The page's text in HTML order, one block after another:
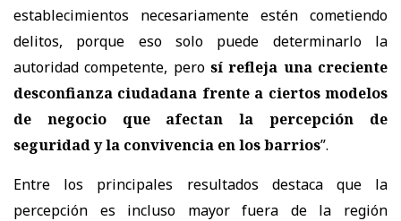
establecimientos necesariamente estén cometiendo
delitos, porque eso solo puede determinarlo la
autoridad competente, perosí refleja una creciente
desconfianza ciudadana frente a ciertos modelos
de negocio que afectan la percepción de
seguridad y la convivencia en los barrios”.
Entre los principales resultados destaca que la
percepción es incluso mayor fuera de la región